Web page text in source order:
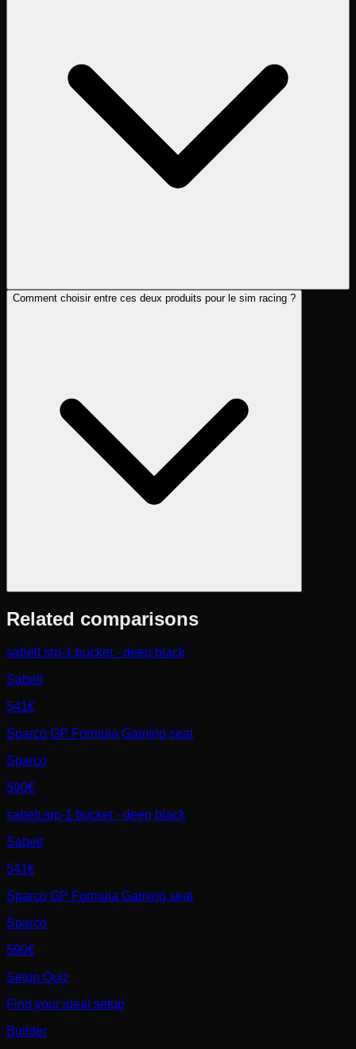
Comment choisir entre ces deux produits pour le sim racing ?
Related comparisons
sabelt srp-1 bucket - deep black
Sabelt
541€
Sparco GP Formula Gaming seat
Sparco
590€
sabelt srp-1 bucket - deep black
Sabelt
541€
Sparco GP Formula Gaming seat
Sparco
590€
Setup Quiz
Find your ideal setup
Builder